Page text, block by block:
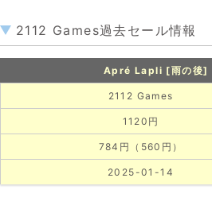
2112 Games過去セール情報
Apré Lapli [雨の後]
2112 Games
1120円
784円（560円）
2025-01-14